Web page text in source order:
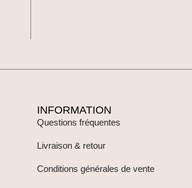
INFORMATION
Questions fréquentes
Livraison & retour
Conditions générales de vente